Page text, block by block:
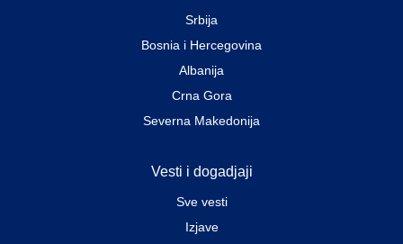
Srbija
Bosnia i Hercegovina
Albanija
Crna Gora
Severna Makedonija
Vesti i dogadjaji
Sve vesti
Izjave